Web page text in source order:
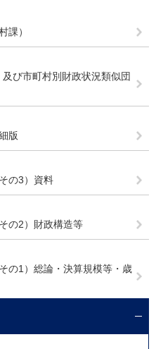
課）
び市町村別財政状況類似団
版
の3）資料
の2）財政構造等
の1）総論・決算規模等・歳